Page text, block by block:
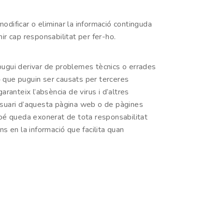
o eliminar la informació continguda
cap responsabilitat per fer-ho.
derivar de problemes tècnics o errades
puguin ser causats per terceres
l’absència de virus i d’altres
d’aquesta pàgina web o de pàgines
queda exonerat de tota responsabilitat
en la informació que facilita quan